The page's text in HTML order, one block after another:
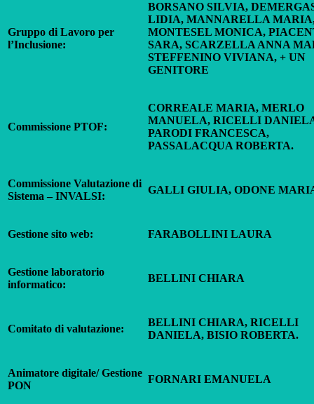
Gruppo di Lavoro per
l’Inclusione:
BORSANO SILVIA,
LIDIA, MANNARELLA
MONTESEL MONICA,
SARA, SCARZELLA ANNA
STEFFENINO VIVIANA, + UN
GENITORE
Commissione PTOF:
CORREALE MARIA, MERLO
MANUELA, RICELLI
PARODI FRANCESCA,
PASSALACQUA ROBERTA.
Commissione Valutazione di
Sistema – INVALSI:
GALLI GIULIA, ODONE
Gestione sito web: FARABOLLINI LAURA
Gestione laboratorio
informatico:
BELLINI CHIARA
Comitato di valutazione:
BELLINI CHIARA, RICELLI
DANIELA, BISIO ROBERTA.
Animatore digitale/ Gestione
PON
FORNARI EMANUELA